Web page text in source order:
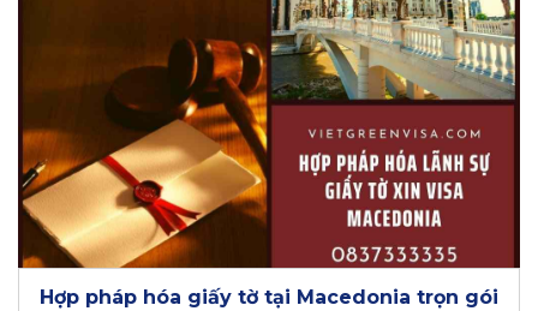
Hợp pháp hóa giấy tờ tại Macedonia trọn gói